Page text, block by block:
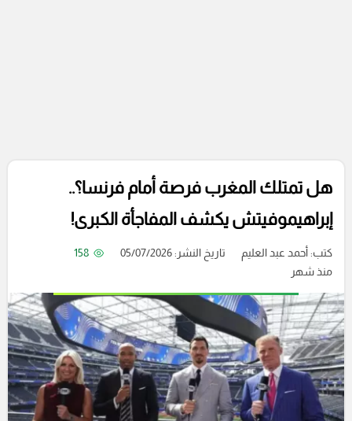
هل تمتلك المغرب فرصة أمام فرنسا؟..
إبراهيموفيتش يكشف المفاجأة الكبرى!
كتب:أحمد عبد العليم تاريخ النشر: 05/07/2026
158
منذ شهر